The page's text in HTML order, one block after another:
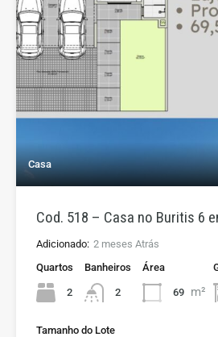
Casa
Cod. 518 – Casa no Buritis 6
Adicionado: 2 meses Atrás
Quartos
2
Banheiros
2
Área
69 m²
Tamanho do Lote